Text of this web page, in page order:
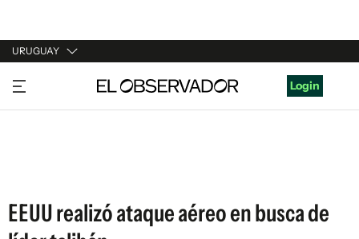
URUGUAY
URUGUAY
ARGENTINA
Login
EEUU realizó ataque aéreo en busca de